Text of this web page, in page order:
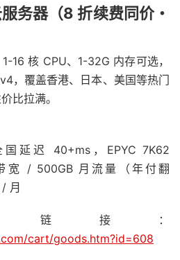
务器（8 折续费同价・
16 核 CPU、1-32G 内存可选，
，覆盖香港、日本、美国等热门
比拉满。
延迟 40+ms，EPYC 7K62
宽 / 500GB 月流量（年付翻
月
链接：
cart/goods.htm?id=608